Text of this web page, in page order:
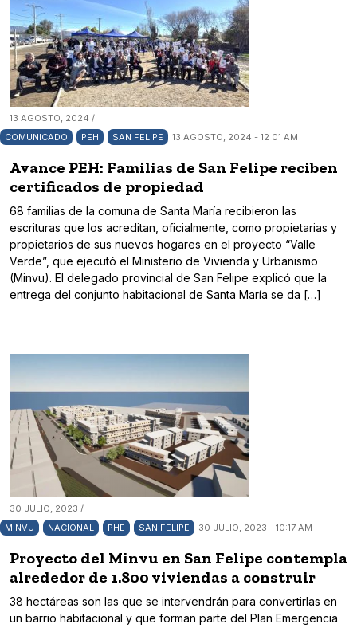
13 AGOSTO, 2024 /
COMUNICADO
PEH SAN FELIPE 13 AGOSTO, 2024 - 12:01 AM
Avance PEH: Familias de San Felipe reciben
certificados de propiedad
68 familias de la comuna de Santa María recibieron las
escrituras que los acreditan, oficialmente, como propietarias y
propietarios de sus nuevos hogares en el proyecto “Valle
Verde”, que ejecutó el Ministerio de Vivienda y Urbanismo
(Minvu). El delegado provincial de San Felipe explicó que la
entrega del conjunto habitacional de Santa María se da […]
30 JULIO, 2023 /
MINVU
NACIONAL PHE SAN FELIPE 30 JULIO, 2023 - 10:17 AM
Proyecto del Minvu en San Felipe contempla
alrededor de 1.800 viviendas a construir
38 hectáreas son las que se intervendrán para convertirlas en
un barrio habitacional y que forman parte del Plan Emergencia